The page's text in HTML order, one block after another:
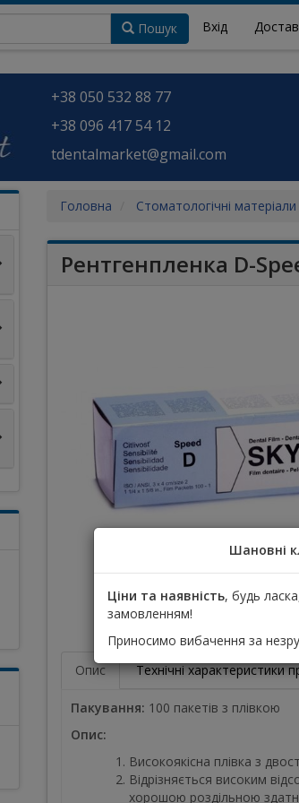
Вхід
Пошук
+38 050 532 88 77
+38 096 417 54 12
tdentalmarket@gmail.com
Головна Стоматологічні матеріали
Рентгенпленка D-
Опис Технічні характеристики
Пакування: 100 пакетів з плівкою
Опис:
Високоякісна плівка з
Відрізняється високим
хорошою роздільною
Шановні
Ціни та наявність, будь
замовленням!
Приносимо вибачення за